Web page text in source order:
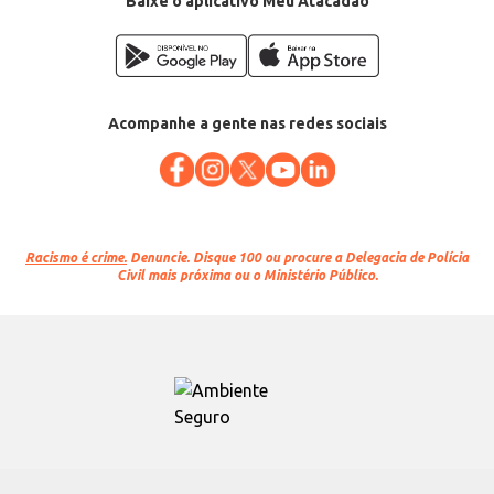
Acompanhe a gente nas redes sociais
Racismo é crime. Denuncie. Disque 100 ou procure a Delegacia de Polícia
Civil mais próxima ou o Ministério Público.